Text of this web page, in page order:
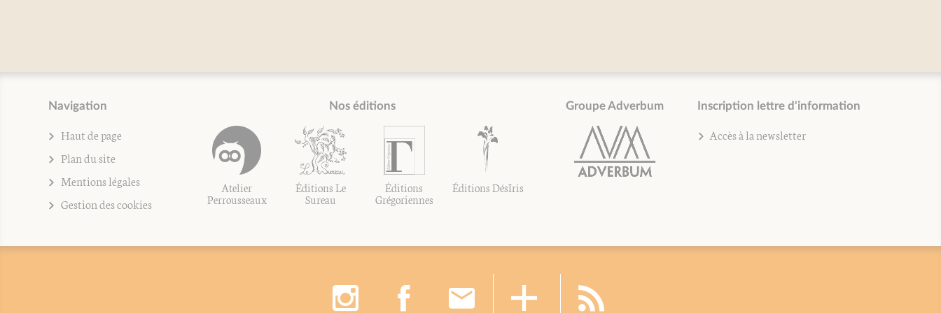
Navigation
Haut de page
Plan du site
Mentions légales
Gestion des cookies
Nos éditions
Atelier
Perrousseaux
Éditions Le
Sureau
Éditions
Grégoriennes
Éditions DésIris
Groupe Adverbum Inscription lettre d'information
Accès à la newsletter